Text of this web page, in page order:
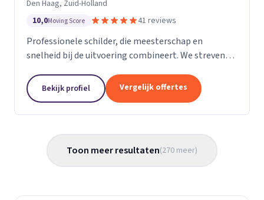
Den Haag, Zuid-Holland
10,0Moving Score 41 reviews
Professionele schilder, die meesterschap en
snelheid bij de uitvoering combineert. We streven
flexibiliteit, onderscheidende kwaliteit en
concurrerende...
Bekijk profiel Vergelijk offertes
Toon meer resultaten(270 meer)